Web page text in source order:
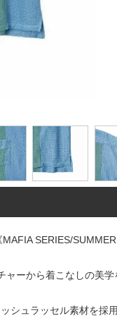
SERIES/
ーから着こなしの美
シュラッセル素材を採用